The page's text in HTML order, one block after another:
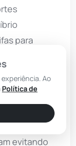
para
de médio
da
evitando
Ao
Política de